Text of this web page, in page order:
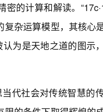
的计算和解读。
杂运算模型，其核心
为是天地之道的图示
当代社会对传统智慧的